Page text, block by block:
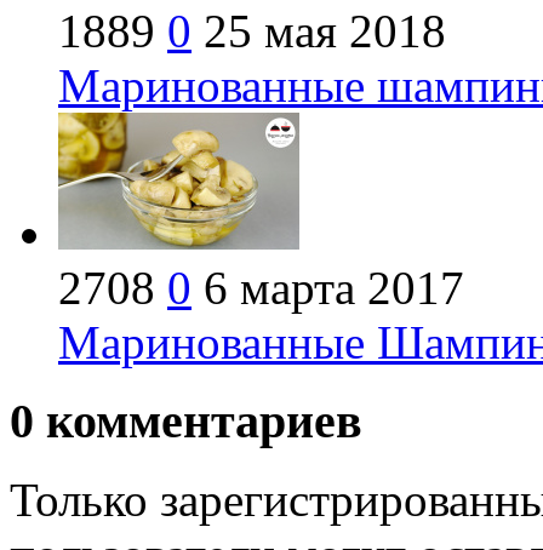
1889 0 25 мая 2018
Маринованные
2708 0 6 марта 2017
Маринованные
0 комментариев
Только